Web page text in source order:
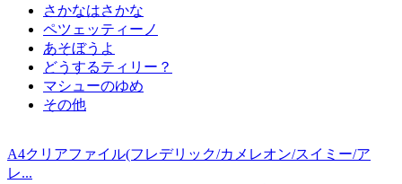
さかなはさかな
ペツェッティーノ
あそぼうよ
どうするティリー？
マシューのゆめ
その他
A4クリアファイル(フレデリック/カメレオン/スイミー/ア
レ...